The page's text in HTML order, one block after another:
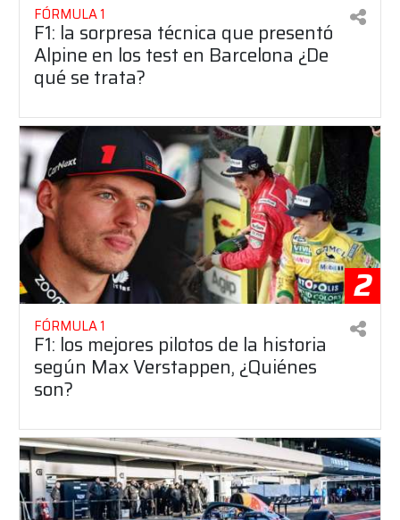
FÓRMULA 1
F1: la sorpresa técnica que presentó
Alpine en los test en Barcelona ¿De
qué se trata?
2
FÓRMULA 1
F1: los mejores pilotos de la historia
según Max Verstappen, ¿Quiénes
son?